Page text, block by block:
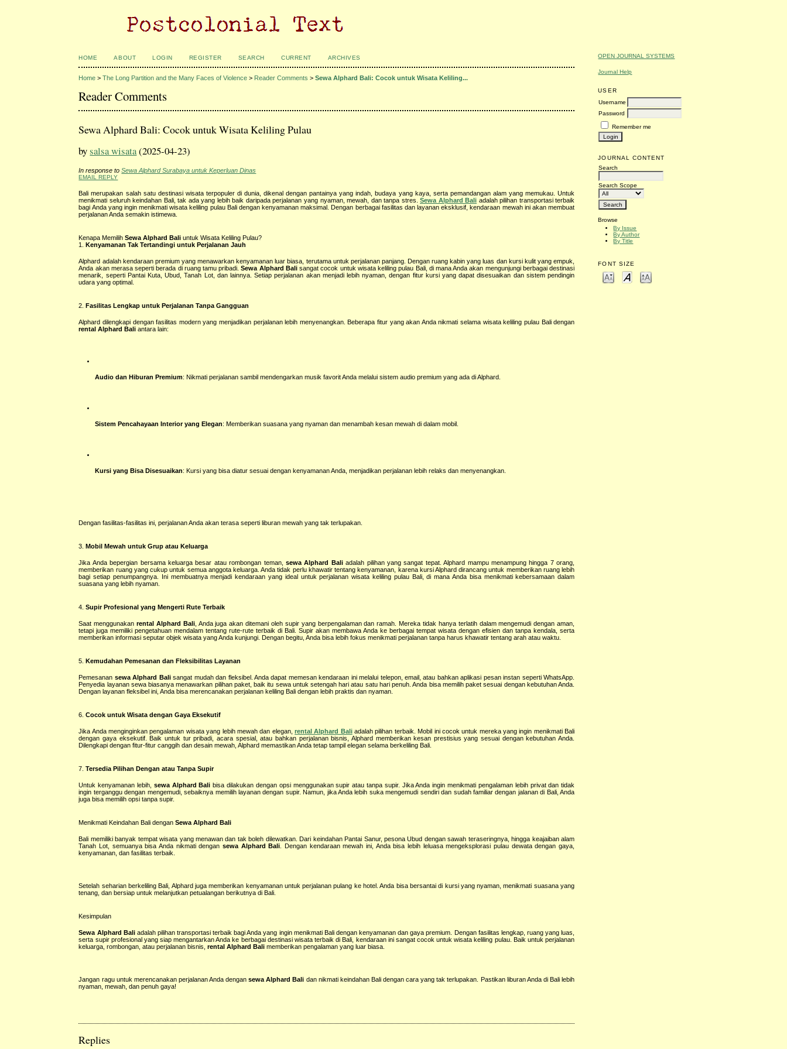
OPEN JOURNAL SYSTEMS
Journal Help
USER
Username
Password
Remember me
JOURNAL CONTENT
Search
Search Scope
Browse
By Issue
By Author
By Title
FONT SIZE
HOME ABOUT LOGIN REGISTER SEARCH CURRENT ARCHIVES
Home >The Long Partition and the Many Faces of Violence > Reader Comments >Sewa Alphard Bali: Cocok untuk Wisata Keliling...
Reader Comments
Sewa Alphard Bali: Cocok untuk Wisata Keliling Pulau
bysalsa wisata(2025-04-23)
In response toSewa Alphard Surabaya untuk Keperluan Dinas
EMAIL REPLY
Bali merupakan salah satu destinasi wisata terpopuler di dunia, dikenal dengan pantainya yang indah, budaya yang kaya, serta pemandangan alam yang memukau. Untuk
menikmati seluruh keindahan Bali, tak ada yang lebih baik daripada perjalanan yang nyaman, mewah, dan tanpa stres.Sewa Alphard Bali adalah pilihan transportasi terbaik
bagi Anda yang ingin menikmati wisata keliling pulau Bali dengan kenyamanan maksimal. Dengan berbagai fasilitas dan layanan eksklusif, kendaraan mewah ini akan membuat
perjalanan Anda semakin istimewa.
Kenapa MemilihSewa Alphard Bali untuk Wisata Keliling Pulau?
1.Kenyamanan Tak Tertandingi untuk Perjalanan Jauh
Alphard adalah kendaraan premium yang menawarkan kenyamanan luar biasa, terutama untuk perjalanan panjang. Dengan ruang kabin yang luas dan kursi kulit yang empuk,
Anda akan merasa seperti berada di ruang tamu pribadi.Sewa Alphard Balisangat cocok untuk wisata keliling pulau Bali, di mana Anda akan mengunjungi berbagai destinasi
menarik, seperti Pantai Kuta, Ubud, Tanah Lot, dan lainnya. Setiap perjalanan akan menjadi lebih nyaman, dengan fitur kursi yang dapat disesuaikan dan sistem pendingin
udara yang optimal.
2.Fasilitas Lengkap untuk Perjalanan Tanpa Gangguan
Alphard dilengkapi dengan fasilitas modern yang menjadikan perjalanan lebih menyenangkan. Beberapa fitur yang akan Anda nikmati selama wisata keliling pulau Bali dengan
rental Alphard Bali antara lain:
Audio dan Hiburan Premium: Nikmati perjalanan sambil mendengarkan musik favorit Anda melalui sistem audio premium yang ada di Alphard.
Sistem Pencahayaan Interior yang Elegan: Memberikan suasana yang nyaman dan menambah kesan mewah di dalam mobil.
Kursi yang Bisa Disesuaikan: Kursi yang bisa diatur sesuai dengan kenyamanan Anda, menjadikan perjalanan lebih relaks dan menyenangkan.
Dengan fasilitas-fasilitas ini, perjalanan Anda akan terasa seperti liburan mewah yang tak terlupakan.
3.Mobil Mewah untuk Grup atau Keluarga
Jika Anda bepergian bersama keluarga besar atau rombongan teman, sewa Alphard Baliadalah pilihan yang sangat tepat. Alphard mampu menampung hingga 7 orang,
memberikan ruang yang cukup untuk semua anggota keluarga. Anda tidak perlu khawatir tentang kenyamanan, karena kursi Alphard dirancang untuk memberikan ruang lebih
bagi setiap penumpangnya. Ini membuatnya menjadi kendaraan yang ideal untuk perjalanan wisata keliling pulau Bali, di mana Anda bisa menikmati kebersamaan dalam
suasana yang lebih nyaman.
4.Supir Profesional yang Mengerti Rute Terbaik
Saat menggunakanrental Alphard Bali, Anda juga akan ditemani oleh supir yang berpengalaman dan ramah. Mereka tidak hanya terlatih dalam mengemudi dengan aman,
tetapi juga memiliki pengetahuan mendalam tentang rute-rute terbaik di Bali. Supir akan membawa Anda ke berbagai tempat wisata dengan efisien dan tanpa kendala, serta
memberikan informasi seputar objek wisata yang Anda kunjungi. Dengan begitu, Anda bisa lebih fokus menikmati perjalanan tanpa harus khawatir tentang arah atau waktu.
5.Kemudahan Pemesanan dan Fleksibilitas Layanan
Pemesanan sewa Alphard Balisangat mudah dan fleksibel. Anda dapat memesan kendaraan ini melalui telepon, email, atau bahkan aplikasi pesan instan seperti WhatsApp.
Penyedia layanan sewa biasanya menawarkan pilihan paket, baik itu sewa untuk setengah hari atau satu hari penuh. Anda bisa memilih paket sesuai dengan kebutuhan Anda.
Dengan layanan fleksibel ini, Anda bisa merencanakan perjalanan keliling Bali dengan lebih praktis dan nyaman.
6.Cocok untuk Wisata dengan Gaya Eksekutif
Jika Anda menginginkan pengalaman wisata yang lebih mewah dan elegan,rental Alphard Baliadalah pilihan terbaik. Mobil ini cocok untuk mereka yang ingin menikmati Bali
dengan gaya eksekutif. Baik untuk tur pribadi, acara spesial, atau bahkan perjalanan bisnis, Alphard memberikan kesan prestisius yang sesuai dengan kebutuhan Anda.
Dilengkapi dengan fitur-fitur canggih dan desain mewah, Alphard memastikan Anda tetap tampil elegan selama berkeliling Bali.
7.Tersedia Pilihan Dengan atau Tanpa Supir
Untuk kenyamanan lebih, sewa Alphard Bali bisa dilakukan dengan opsi menggunakan supir atau tanpa supir. Jika Anda ingin menikmati pengalaman lebih privat dan tidak
ingin terganggu dengan mengemudi, sebaiknya memilih layanan dengan supir. Namun, jika Anda lebih suka mengemudi sendiri dan sudah familiar dengan jalanan di Bali, Anda
juga bisa memilih opsi tanpa supir.
Menikmati Keindahan Bali denganSewa Alphard Bali
Bali memiliki banyak tempat wisata yang menawan dan tak boleh dilewatkan. Dari keindahan Pantai Sanur, pesona Ubud dengan sawah teraseringnya, hingga keajaiban alam
Tanah Lot, semuanya bisa Anda nikmati dengansewa Alphard Bali . Dengan kendaraan mewah ini, Anda bisa lebih leluasa mengeksplorasi pulau dewata dengan gaya,
kenyamanan, dan fasilitas terbaik.
Setelah seharian berkeliling Bali, Alphard juga memberikan kenyamanan untuk perjalanan pulang ke hotel. Anda bisa bersantai di kursi yang nyaman, menikmati suasana yang
tenang, dan bersiap untuk melanjutkan petualangan berikutnya di Bali.
Kesimpulan
Sewa Alphard Baliadalah pilihan transportasi terbaik bagi Anda yang ingin menikmati Bali dengan kenyamanan dan gaya premium. Dengan fasilitas lengkap, ruang yang luas,
serta supir profesional yang siap mengantarkan Anda ke berbagai destinasi wisata terbaik di Bali, kendaraan ini sangat cocok untuk wisata keliling pulau. Baik untuk perjalanan
keluarga, rombongan, atau perjalanan bisnis,rental Alphard Bali memberikan pengalaman yang luar biasa.
Jangan ragu untuk merencanakan perjalanan Anda dengansewa Alphard Bali dan nikmati keindahan Bali dengan cara yang tak terlupakan. Pastikan liburan Anda di Bali lebih
nyaman, mewah, dan penuh gaya!
Replies